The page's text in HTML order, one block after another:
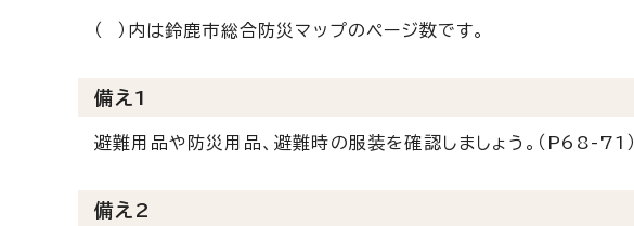
（ ）内は鈴鹿市総合防災マップのページ数です。
備え1
避難用品や防災用品、避難時の服装を確認しましょう。（P68-71）
備え2